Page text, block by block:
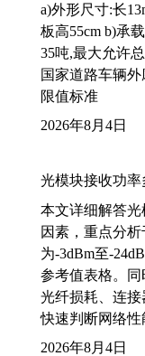
a)外形尺寸:长
板高55cm b)承
35吨,最大允许
国家道路车辆
限值标准
2026年8月4日
光模块接收功率
本文详细解答
因素，重点分
为-3dBm至-
参考值表格。
光纤损耗、连
快速判断网络性
2026年8月4日